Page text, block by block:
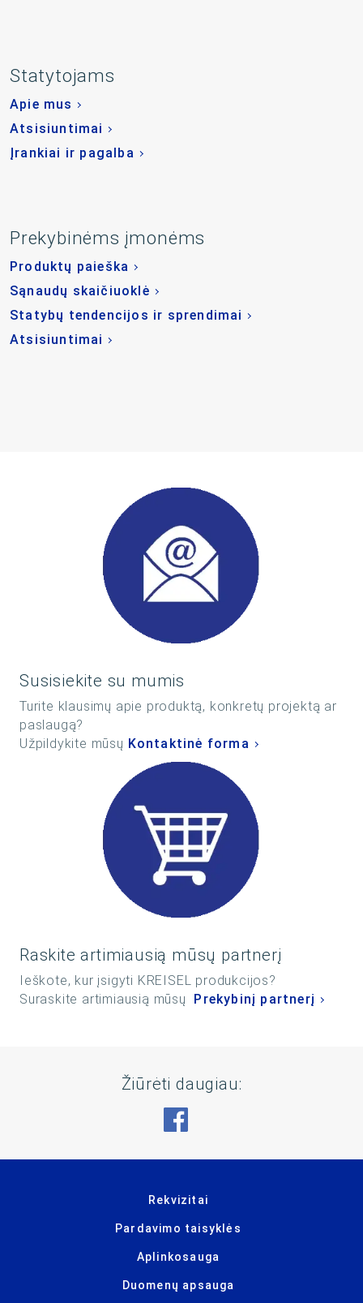
Statytojams
Apie mus
Atsisiuntimai
Įrankiai ir pagalba
Prekybinėms įmonėms
Produktų paieška
Sąnaudų skaičiuoklė
Statybų tendencijos ir sprendimai
Atsisiuntimai
Susisiekite su mumis
Turite klausimų apie produktą, konkretų projektą ar
paslaugą?
Užpildykite mūsų Kontaktinė forma
Raskite artimiausią mūsų partnerį
Ieškote, kur įsigyti KREISEL produkcijos?
Suraskite artimiausią mūsų Prekybinį partnerį
Žiūrėti daugiau:
Rekvizitai
Pardavimo taisyklės
Aplinkosauga
Duomenų apsauga